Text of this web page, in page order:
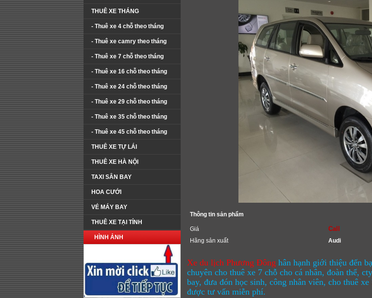
THUÊ XE THÁNG
- Thuê xe 4 chỗ theo tháng
- Thuê xe camry theo tháng
- Thuê xe 7 chỗ theo tháng
- Thuê xe 16 chỗ theo tháng
- Thuê xe 24 chỗ theo tháng
- Thuê xe 29 chỗ theo tháng
- Thuê xe 35 chỗ theo tháng
- Thuê xe 45 chỗ theo tháng
THUÊ XE TỰ LÁI
THUÊ XE HÀ NỘI
TAXI SÂN BAY
HOA CƯỚI
VÉ MÁY BAY
THUÊ XE TẠI TỈNH
HÌNH ẢNH
Thông tin sản phẩm
Giá Call
Hãng sản xuất Audi
Xe du lịch Phương Đông hân hạnh giới thiệu đến
chuyên cho thuê xe 7 chỗ cho cá nhân, đoàn thể,
bay, đưa đón học sinh, công nhân viên, cho thuê
được tư vấn miễn phí.